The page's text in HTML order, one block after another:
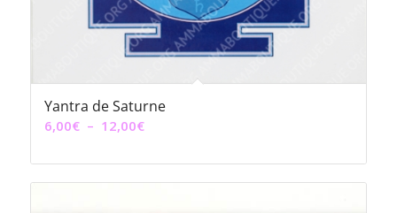
Yantra de Saturne
6,00€ – 12,00€Plage
prix :
6,00€